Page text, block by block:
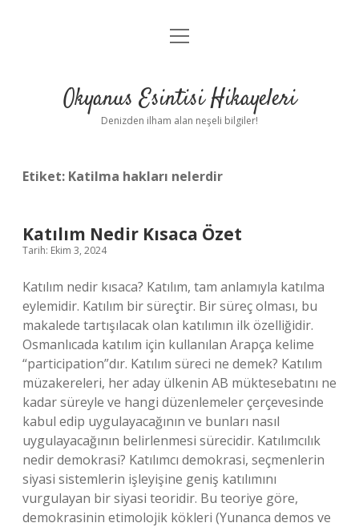
Anasayfa
Yasal Uyarı
menüyü
Okyanus Esintisi Hikayeleri
Denizden ilham alan neşeli bilgiler!
Etiket: Katilma hakları nelerdir
Katılım Nedir Kısaca Özet
Tarih: Ekim 3, 2024
Katılım nedir kısaca? Katılım, tam anlamıyla katılma
eylemidir. Katılım bir süreçtir. Bir süreç olması, bu
makalede tartışılacak olan katılımın ilk özelliğidir.
Osmanlıcada katılım için kullanılan Arapça kelime
“participation”dır. Katılım süreci ne demek? Katılım
müzakereleri, her aday ülkenin AB müktesebatını ne
kadar süreyle ve hangi düzenlemeler çerçevesinde
kabul edip uygulayacağının ve bunları nasıl
uygulayacağının belirlenmesi sürecidir. Katılımcılık
nedir demokrasi? Katılımcı demokrasi, seçmenlerin
siyasi sistemlerin işleyişine geniş katılımını
vurgulayan bir siyasi teoridir. Bu teoriye göre,
demokrasinin etimolojik kökleri (Yunanca demos ve